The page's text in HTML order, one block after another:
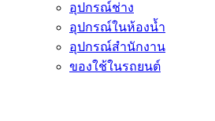
อุปกรณ์ช่าง
อุปกรณ์ในห้องน้ำ
อุปกรณ์สำนักงาน
ของใช้ในรถยนต์